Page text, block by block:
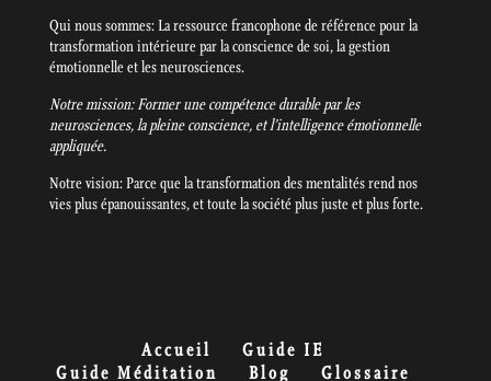
Qui nous sommes: La ressource francophone de référence pour la
transformation intérieure par la conscience de soi, la gestion
émotionnelle et les neurosciences.
Notre mission: Former une compétence durable par les
neurosciences, la pleine conscience, et l’intelligence émotionnelle
appliquée.
Notre vision: Parce que la transformation des mentalités rend nos
vies plus épanouissantes, et toute la société plus juste et plus forte.
Accueil
Guide IE
Guide Méditation
Blog
Glossaire